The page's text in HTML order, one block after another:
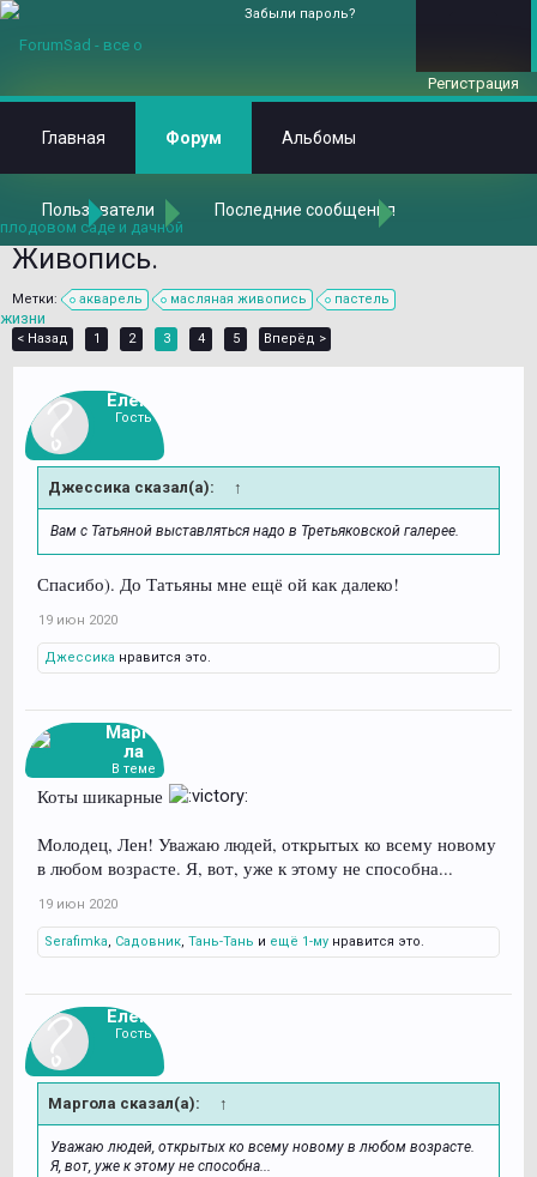
Главная Форум
Общаемся на любые темы
Живопись.
Метки: акварель масляная живопись пастель
< Назад 1 2 3 4 5 Вперёд >
Елена
Гость
Джессика сказал(а): ↑
Вам с Татьяной выставляться надо в Третьяковской галерее.
Спасибо). До Татьяны мне ещё ой как далеко!
19 июн 2020
Джессика нравится это.
Марго
ла
В теме
Коты шикарные
Молодец, Лен! Уважаю людей, открытых ко всему новому
в любом возрасте. Я, вот, уже к этому не способна...
19 июн 2020
Serafimka, Садовник, Тань-Тань и ещё 1-му нравится это.
Елена
Гость
Маргола сказал(а): ↑
Уважаю людей, открытых ко всему новому в любом возрасте.
Я, вот, уже к этому не способна...
Забыли пароль?
Регистрация
Главная Форум Альбомы
Пользователи Последние сообщения